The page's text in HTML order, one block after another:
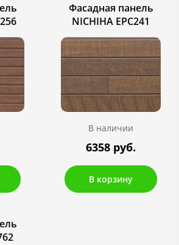
Фасадная панель
NICHIHA EPC241
В наличии
6358 руб.
В корзину